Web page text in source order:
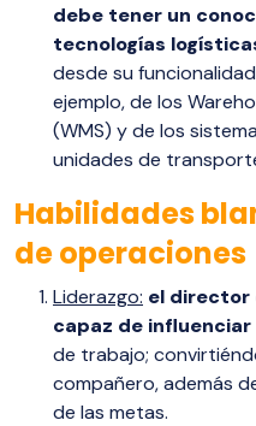
debe tener un
tecnologías
desde su
ejemplo, de los
(WMS) y de los
unidades de
Habilidades
de operaciones
Liderazgo: el director
capaz de
de trabajo;
compañero, además
de las metas.